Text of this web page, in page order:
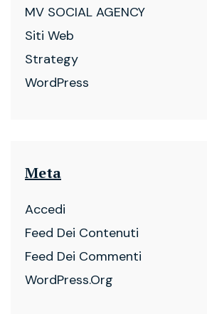
MV SOCIAL AGENCY
Siti Web
Strategy
WordPress
Meta
Accedi
Feed Dei Contenuti
Feed Dei Commenti
WordPress.org